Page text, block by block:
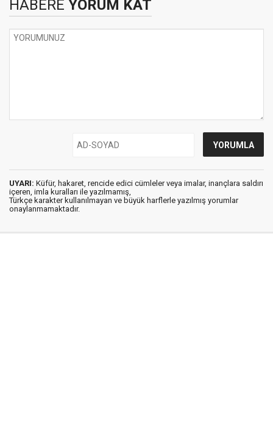
HABERE YORUM KAT
UYARI: Küfür, hakaret, rencide edici cümleler veya imalar, inançlara saldırı
içeren, imla kuralları ile yazılmamış,
Türkçe karakter kullanılmayan ve büyük harflerle yazılmış yorumlar
onaylanmamaktadır.